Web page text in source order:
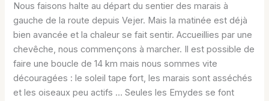
Nous faisons halte au départ du sentier des marais à
gauche de la route depuis Vejer. Mais la matinée est déjà
bien avancée et la chaleur se fait sentir. Accueillies par une
chevêche, nous commençons à marcher. Il est possible de
faire une boucle de 14 km mais nous sommes vite
découragées : le soleil tape fort, les marais sont asséchés
et les oiseaux peu actifs … Seules les Emydes se font